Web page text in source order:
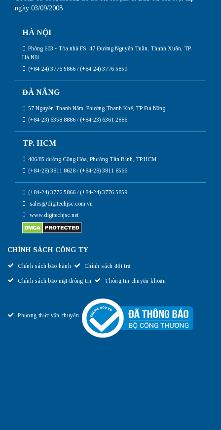
ngày 03/09/2008
HÀ NỘI
Phòng 603 - Tòa nhà FS, 47 Đường Nguyễn Tuân, Thanh Xuân, TP.
Hà Nội
(+84-24) 3776 5866 / (+84-24) 3776 5859
ĐÀ NẴNG
57 Nguyễn Thanh Năm, Phường Thanh Khê, TP Đà Nẵng
(+84-23) 6358 8886 / (+84-23) 6361 2886
TP. HCM
406/85 đường Cộng Hòa, Phường Tân Bình, TP.HCM
(+84-28) 3811 8628 / (+84-28) 3811 8566
(+84-24) 3776 5866 / (+84-24) 3776 5859
sales@digitechjsc.com.vn
www.digitechjsc.net
CHÍNH SÁCH CÔNG TY
Chính sách bảo hành Chính sách đổi trả
Chính sách bảo mật thông tin Thông tin chuyển khoản
Phương thức vận chuyển